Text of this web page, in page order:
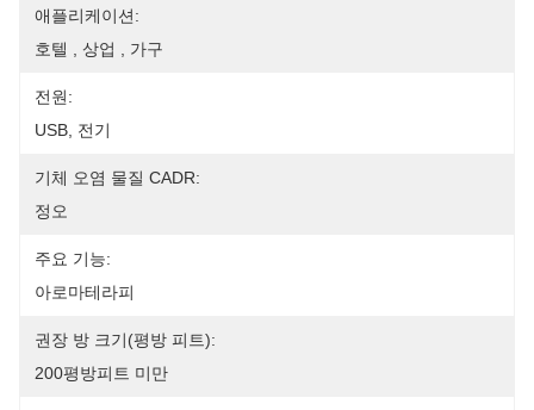
애플리케이션:
호텔 , 상업 , 가구
전원:
USB, 전기
기체 오염 물질 CADR:
정오
주요 기능:
아로마테라피
권장 방 크기(평방 피트):
200평방피트 미만